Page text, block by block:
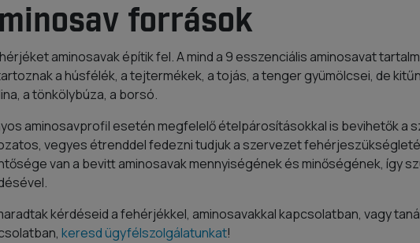
források
aminosavak építik fel. A mind a 9 esszenciális aminosavat
a húsfélék, a tejtermékek, a tojás, a tenger gyümölcsei, de
a tönkölybúza, a borsó.
aminosavprofil esetén megfelelő ételpárosításokkal is bevihetők a
vegyes étrenddel fedezni tudjuk a szervezet
van a bevitt aminosavak mennyiségének és minőségének, így
kérdéseid a fehérjékkel, aminosavakkal kapcsolatban, vagy
keresd ügyfélszolgálatunkat!